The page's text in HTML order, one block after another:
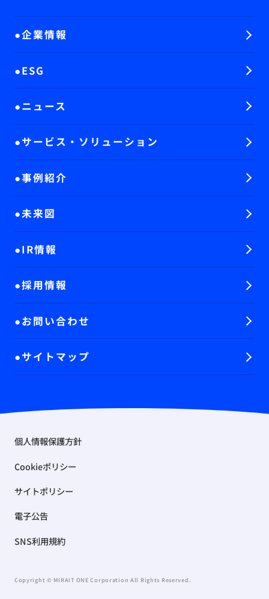
企業情報
ESG
ニュース
サービス・ソリューション
事例紹介
未来図
IR情報
採用情報
お問い合わせ
サイトマップ
個人情報保護方針
Cookieポリシー
サイトポリシー
電子公告
SNS利用規約
Copyright © MIRAIT ONE Corporation All Rights Reserved.